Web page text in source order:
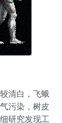
清白，飞蛾
污染，树皮
研究发现工